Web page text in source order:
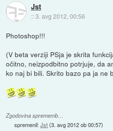
Jst
::3. avg 2012, 00:56
Photoshop!!!
(V beta verziji PSja je skrita
očitno, neizpodbitno potrjuje, da
ko naj bi bili. Skrito bazo pa ja ne
Zgodovina sprememb…
spremenil:Jst(3. avg 2012 ob 00:57)